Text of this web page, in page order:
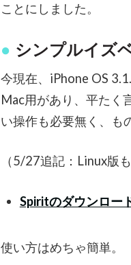
ことにしました。
シンプルイズ
今現在、iPhone OS
Mac用があり、平たく
い操作も必要無く、も
（5/27追記：Linux版
Spiritのダウンロー
使い方はめちゃ簡単。